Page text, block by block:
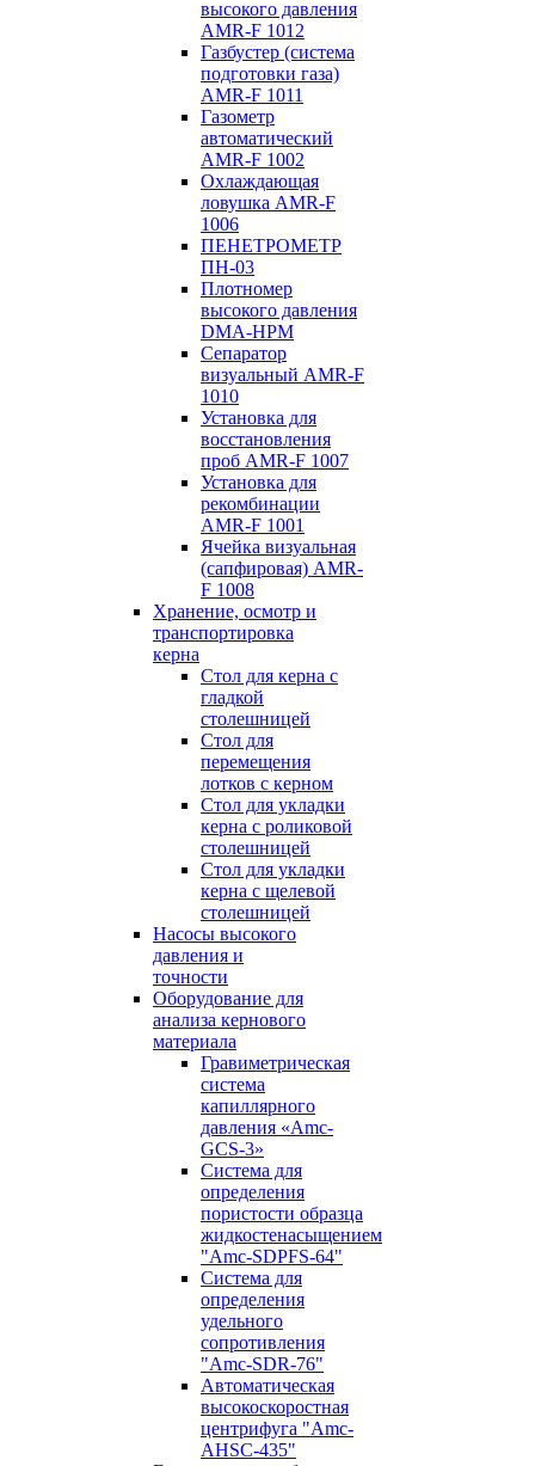
высокого давления
AMR-F 1012
Газбустер (система
подготовки газа)
AMR-F 1011
Газометр
автоматический
AMR-F 1002
Охлаждающая
ловушка AMR-F
1006
ПЕНЕТРОМЕТР
ПН-03
Плотномер
высокого давления
DMA-HPM
Сепаратор
визуальный AMR-F
1010
Установка для
восстановления
проб AMR-F 1007
Установка для
рекомбинации
AMR-F 1001
Ячейка визуальная
(сапфировая) AMR-
F 1008
Хранение, осмотр и
транспортировка
керна
Стол для керна с
гладкой
столешницей
Стол для
перемещения
лотков с керном
Стол для укладки
керна с роликовой
столешницей
Стол для укладки
керна с щелевой
столешницей
Насосы высокого
давления и
точности
Оборудование для
анализа кернового
материала
Гравиметрическая
система
капиллярного
давления «Amc-
GCS-3»
Система для
определения
пористости образца
жидкостенасыщением
"Amc-SDPFS-64"
Система для
определения
удельного
сопротивления
"Amc-SDR-76"
Автоматическая
высокоскоростная
центрифуга "Amc-
AHSC-435"